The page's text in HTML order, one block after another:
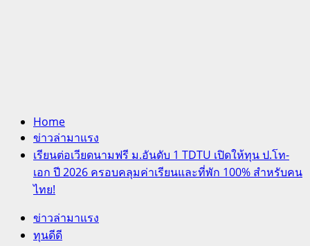
Home
ข่าวล่ามาแรง
เรียนต่อเวียดนามฟรี ม.อันดับ 1 TDTU เปิดให้ทุน ป.โท-
เอก ปี 2026 ครอบคลุมค่าเรียนและที่พัก 100% สำหรับคน
ไทย!
ข่าวล่ามาแรง
ทุนดีดี